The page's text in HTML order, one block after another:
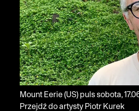
Mount Eerie(US) puls
Przejdź do artysty Piotr Kurek